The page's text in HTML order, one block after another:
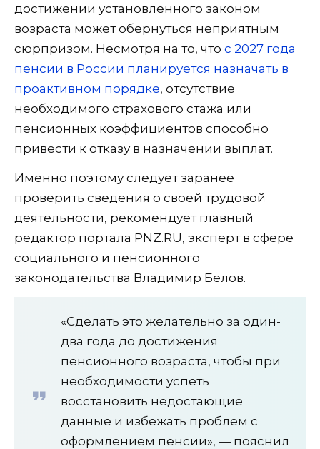
достижении установленного законом
возраста может обернуться неприятным
сюрпризом. Несмотря на то, что с 2027 года
пенсии в России планируется назначать в
проактивном порядке, отсутствие
необходимого страхового стажа или
пенсионных коэффициентов способно
привести к отказу в назначении выплат.
Именно поэтому следует заранее
проверить сведения о своей трудовой
деятельности, рекомендует главный
редактор портала PNZ.RU, эксперт в сфере
социального и пенсионного
законодательства Владимир Белов.
«Сделать это желательно за один-
два года до достижения
пенсионного возраста, чтобы при
необходимости успеть
восстановить недостающие
данные и избежать проблем с
оформлением пенсии», — пояснил